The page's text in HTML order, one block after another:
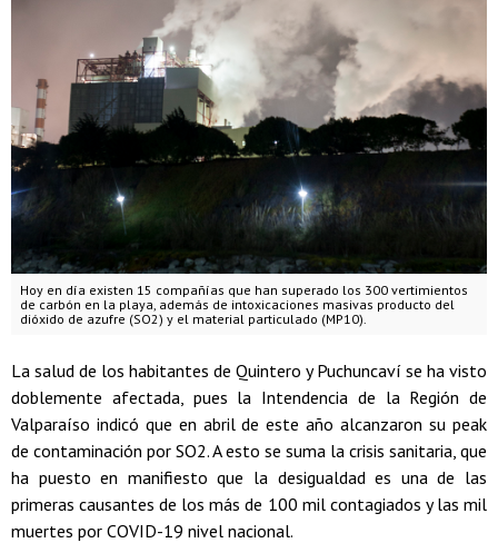
Hoy en día existen 15 compañías que han superado los 300 vertimientos
de carbón en la playa, además de intoxicaciones masivas producto del
dióxido de azufre (SO2) y el material particulado (MP10).
La salud de los habitantes de Quintero y Puchuncaví se ha visto
doblemente afectada, pues la Intendencia de la Región de
Valparaíso indicó que en abril de este año alcanzaron su peak
de contaminación por SO2. A esto se suma la crisis sanitaria, que
ha puesto en manifiesto que la desigualdad es una de las
primeras causantes de los más de 100 mil contagiados y las mil
muertes por COVID-19 nivel nacional.